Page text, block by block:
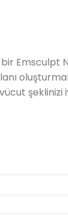
Emsculpt